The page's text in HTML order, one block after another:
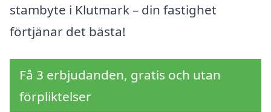
stambyte i Klutmark – din fastighet
förtjänar det bästa!
Få 3 erbjudanden, gratis och utan
förpliktelser